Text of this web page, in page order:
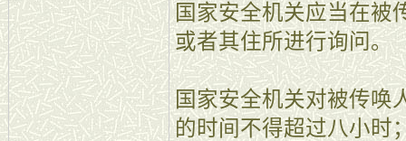
国家安全机关应当在被
或者其住所进行询问。
国家安全机关对被传唤
的时间不得超过八小时